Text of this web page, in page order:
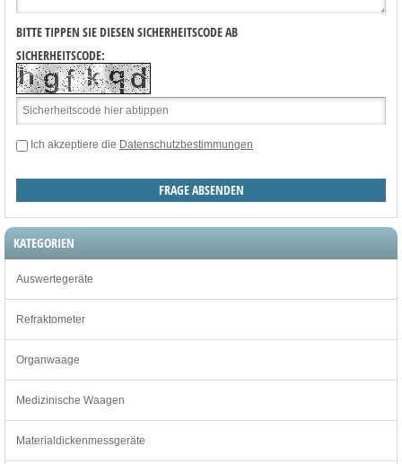
BITTE TIPPEN SIE DIESEN SICHERHEITSCODE AB
SICHERHEITSCODE:
Ich akzeptiere die Datenschutzbestimmungen
KATEGORIEN
Auswertegeräte
Refraktometer
Organwaage
Medizinische Waagen
Materialdickenmessgeräte